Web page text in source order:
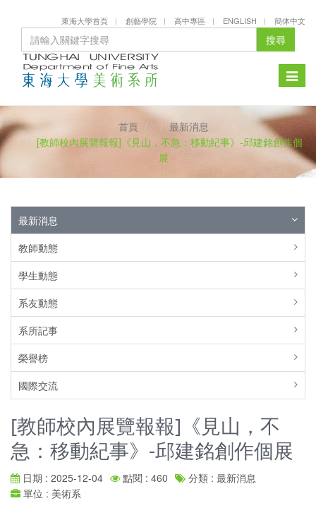
東海大學首頁 創藝學院 高中專區 ENGLISH 簡体中文
搜尋
Toggle
首頁
最新消息
[教師校內展覽報報]《見山，不急：移動紀事》-邱建銘創作個
展
最新消息
教師動態
學生動態
系友動態
系所記事
榮譽榜
國際交流
[教師校內展覽報報]《見山，不
急：移動紀事》-邱建銘創作個展
日期 : 2025-12-04 點閱 : 460
分類 : 最新消息
單位 : 美術系